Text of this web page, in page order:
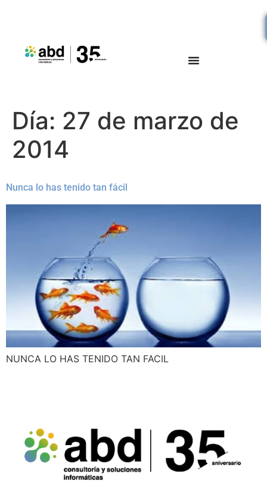
Día: 27 de marzo de
2014
Nunca lo has tenido tan fácil
NUNCA LO HAS TENIDO TAN FACIL